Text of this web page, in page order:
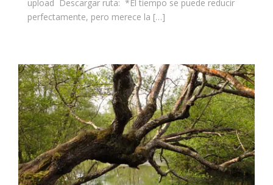
upload Descargar ruta: *El tiempo se puede reducir
perfectamente, pero merece la […]